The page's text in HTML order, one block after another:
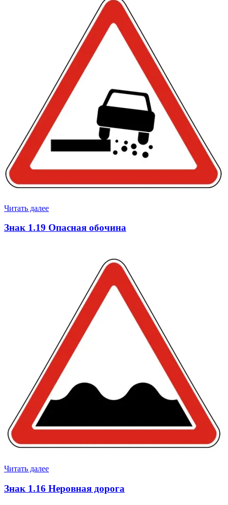
Читать далее
Знак 1.19 Опасная обочина
Читать далее
Знак 1.16 Неровная дорога